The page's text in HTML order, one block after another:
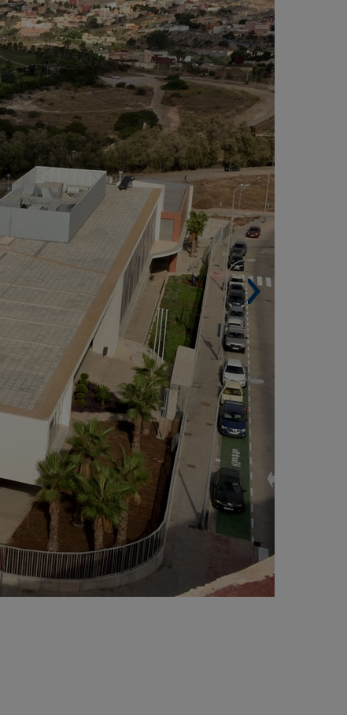
DE ENSINO SUPERIOR
VALENCIANO, MELILLA (ESPANHA)
de construção. 10.100 m².
Jaime Fesser Pérez de Petinto.